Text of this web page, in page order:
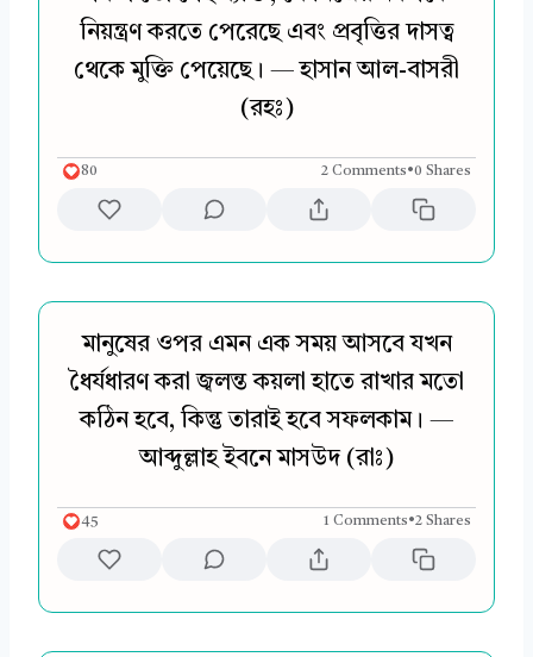
নিয়ন্ত্রণ করতে পেরেছে এবং প্রবৃত্তির দাসত্ব
থেকে মুক্তি পেয়েছে। — হাসান আল-বাসরী
(রহঃ)
80 2 Comments•0 Shares
মানুষের ওপর এমন এক সময় আসবে যখন
ধৈর্যধারণ করা জ্বলন্ত কয়লা হাতে রাখার মতো
কঠিন হবে, কিন্তু তারাই হবে সফলকাম। —
আব্দুল্লাহ ইবনে মাসউদ (রাঃ)
45 1 Comments•2 Shares